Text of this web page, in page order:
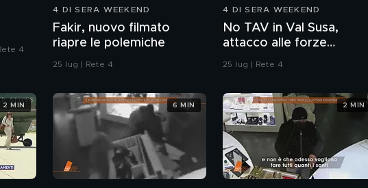
4
4 DI SERA WEEKEND
Fakir, nuovo filmato
riapre le polemiche
25 lug | Rete 4
4 DI SERA WEEKEND
No TAV in Val Susa,
attacco alle forze
dell'ordine
25 lug | Rete 4
2 MIN 6 MIN 2 MIN